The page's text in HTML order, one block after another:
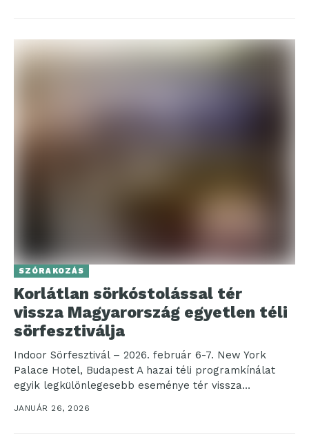
SZÓRAKOZÁS
Korlátlan sörkóstolással tér
vissza Magyarország egyetlen téli
sörfesztiválja
Indoor Sörfesztivál – 2026. február 6-7. New York
Palace Hotel, Budapest A hazai téli programkínálat
egyik legkülönlegesebb eseménye tér vissza
februárban. Kilencedik alkalommal...
JANUÁR 26, 2026